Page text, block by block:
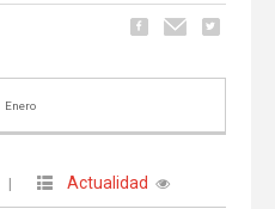
Enero
| Actualidad